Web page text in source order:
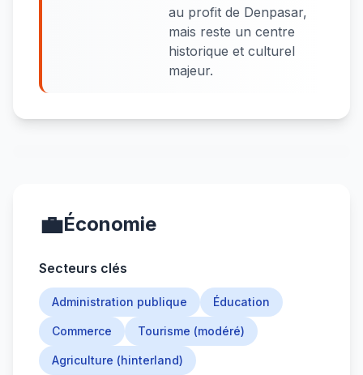
au profit de Denpasar,
mais reste un centre
historique et culturel
majeur.
💼Économie
Secteurs clés
Administration publique Éducation
Commerce Tourisme (modéré)
Agriculture (hinterland)